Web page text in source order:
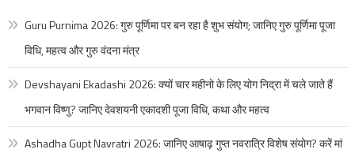
Guru Purnima 2026: गुरु पूर्णिमा पर बन रहा है शुभ संयोग; जानिए गुरु पूर्णिमा पूजा
विधि, महत्व और गुरु वंदना मंत्र
Devshayani Ekadashi 2026: क्यों चार महीनो के लिए योग निद्रा में चले जाते हैं
भगवान विष्णु? जानिए देवशयनी एकादशी पूजा विधि, कथा और महत्व
Ashadha Gupt Navratri 2026: जानिए आषाढ़ गुप्त नवरात्रि विशेष संयोग? करें मां